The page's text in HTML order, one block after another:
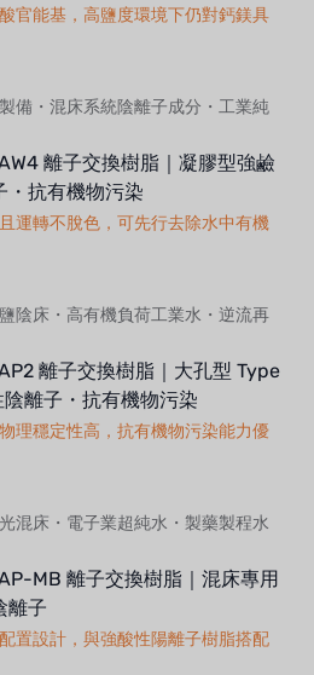
官能基，高鹽度環境下仍對鈣鎂具
備・混床系統陰離子成分・工業純
離子交換樹脂｜凝膠型強鹼
・抗有機物污染
運轉不脫色，可先行去除水中有機
陰床・高有機負荷工業水・逆流再
離子交換樹脂｜大孔型 Type
離子・抗有機物污染
理穩定性高，抗有機物污染能力優
混床・電子業超純水・製藥製程水
MB 離子交換樹脂｜混床專用
離子
置設計，與強酸性陽離子樹脂搭配